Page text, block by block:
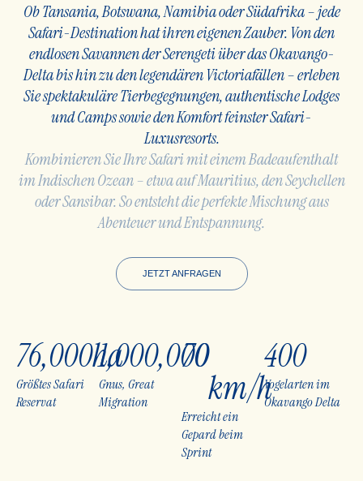
Ob Tansania, Botswana, Namibia oder Südafrika – jede
Safari-Destination hat ihren eigenen Zauber. Von den
endlosen Savannen der Serengeti über das Okavango-
Delta bis hin zu den legendären Victoriafällen – erleben
Sie spektakuläre Tierbegegnungen, authentische Lodges
und Camps sowie den Komfort feinster Safari-
Luxusresorts.
Kombinieren Sie Ihre Safari mit einem Badeaufenthalt
im Indischen Ozean – etwa auf Mauritius, den Seychellen
oder Sansibar. So entsteht die perfekte Mischung aus
Abenteuer und Entspannung.
JETZT ANFRAGEN
Größtes Safari
Reservat
76,000ha
Gnus, Great
Migration
1,000,000
Erreicht ein
Gepard beim
Sprint
70
km/hVogelarten im
Okavango Delta
400